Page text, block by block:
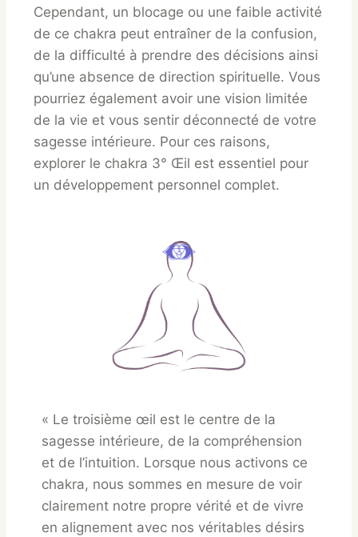
Cependant, un blocage ou une faible activité
de ce chakra peut entraîner de la confusion,
de la difficulté à prendre des décisions ainsi
qu’une absence de direction spirituelle. Vous
pourriez également avoir une vision limitée
de la vie et vous sentir déconnecté de votre
sagesse intérieure. Pour ces raisons,
explorer le chakra 3° Œil est essentiel pour
un développement personnel complet.
« Le troisième œil est le centre de la
sagesse intérieure, de la compréhension
et de l’intuition. Lorsque nous activons ce
chakra, nous sommes en mesure de voir
clairement notre propre vérité et de vivre
en alignement avec nos véritables désirs